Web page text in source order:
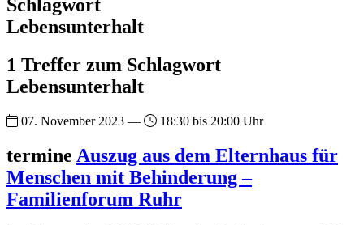
Schlagwort
Lebensunterhalt
1 Treffer zum Schlagwort
Lebensunterhalt
07. November 2023 — 18:30 bis 20:00 Uhr
termine Auszug aus dem Elternhaus für
Menschen mit Behinderung –
Familienforum Ruhr